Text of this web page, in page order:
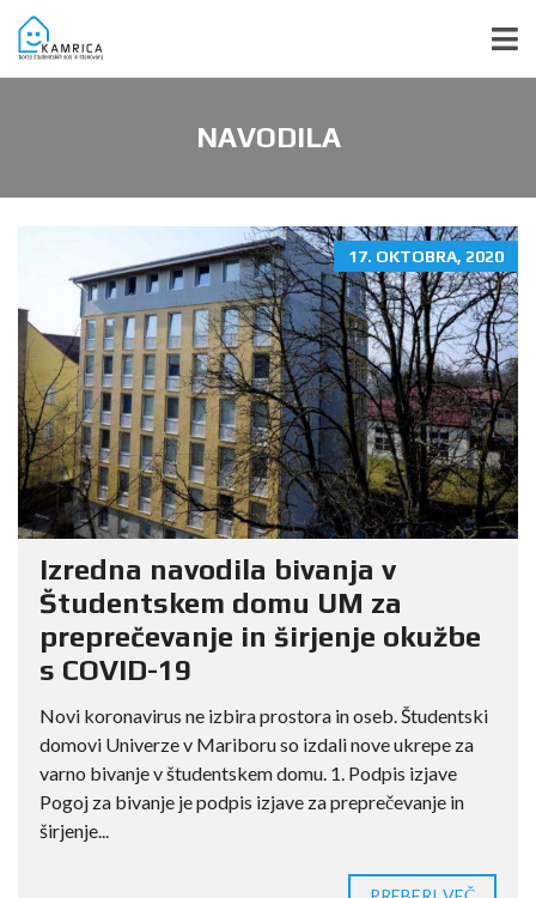
NAVODILA
17. OKTOBRA, 2020
Izredna navodila bivanja v
Študentskem domu UM za
preprečevanje in širjenje okužbe
s COVID-19
Novi koronavirus ne izbira prostora in oseb. Študentski
domovi Univerze v Mariboru so izdali nove ukrepe za
varno bivanje v študentskem domu. 1. Podpis izjave
Pogoj za bivanje je podpis izjave za preprečevanje in
širjenje...